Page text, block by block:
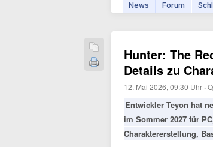
News Forum
Hunter: The
Details zu
12. Mai 2026, 09:30 Uhr ·
Entwickler Teyon hat
im Sommer 2027 für
Charaktererstellung,